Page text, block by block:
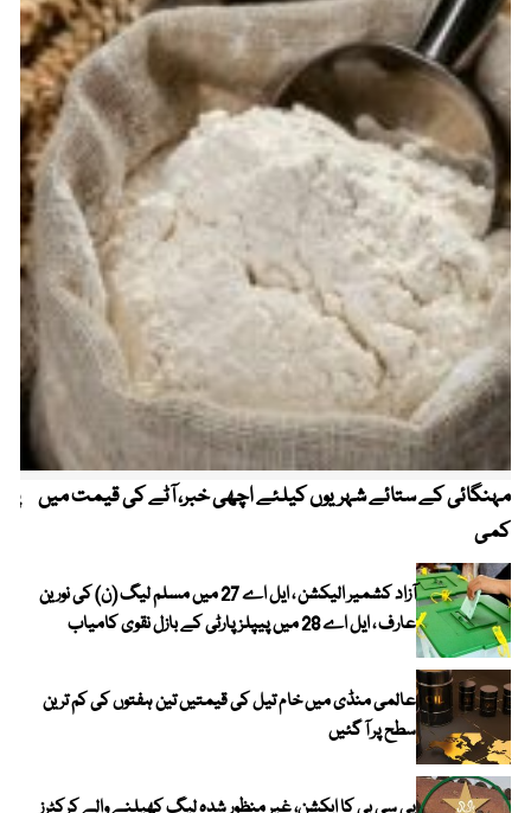
مہنگائی کے ستائے شہریوں کیلئے اچھی خبر، آٹے کی قیمت میں
کمی
آزاد کشمیر الیکشن ، ایل اے 27 میں مسلم لیگ (ن) کی نورین
عارف ، ایل اے 28 میں پیپلز پارٹی کے بازل نقوی کامیاب
عالمی منڈی میں خام تیل کی قیمتیں تین ہفتوں کی کم ترین
سطح پر آ گئیں